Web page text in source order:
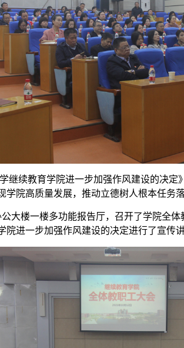
继续教育学院进一步加强作风建设的决定
院高质量发展，推动立德树人根本任务落
大楼一楼多功能报告厅，召开了学院全
院进一步加强作风建设的决定进行了宣传讲